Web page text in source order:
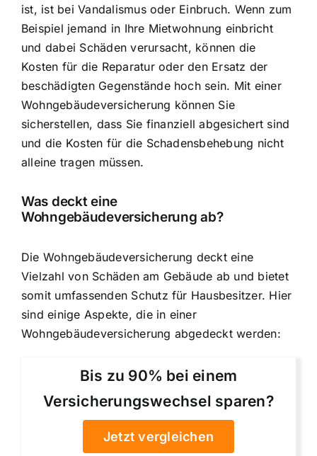
ist, ist bei Vandalismus oder Einbruch. Wenn zum
Beispiel jemand in Ihre Mietwohnung einbricht
und dabei Schäden verursacht, können die
Kosten für die Reparatur oder den Ersatz der
beschädigten Gegenstände hoch sein. Mit einer
Wohngebäudeversicherung können Sie
sicherstellen, dass Sie finanziell abgesichert sind
und die Kosten für die Schadensbehebung nicht
alleine tragen müssen.
Was deckt eine
Wohngebäudeversicherung ab?
Die Wohngebäudeversicherung deckt eine
Vielzahl von Schäden am Gebäude ab und bietet
somit umfassenden Schutz für Hausbesitzer. Hier
sind einige Aspekte, die in einer
Wohngebäudeversicherung abgedeckt werden:
Bis zu 90% bei einem
Versicherungswechsel sparen?
Jetzt vergleichen